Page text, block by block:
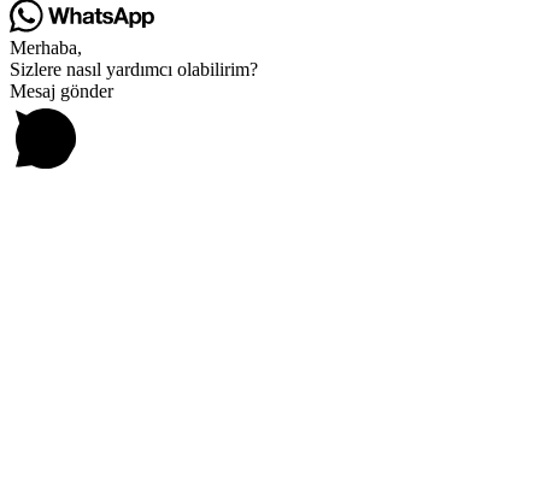
Merhaba,
Sizlere nasıl yardımcı olabilirim?
Mesaj gönder